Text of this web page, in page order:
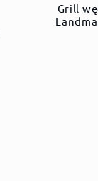
Grill